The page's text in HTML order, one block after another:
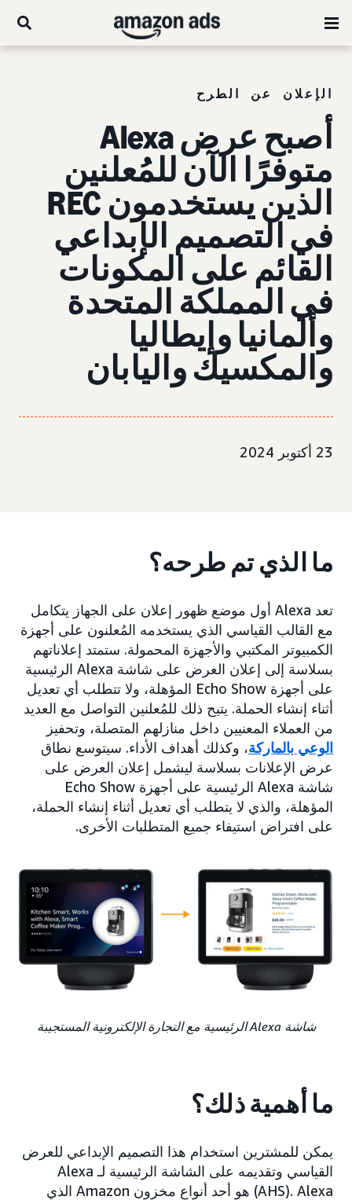
الإعلان عن الطرح
أصبح عرض Alexa
متوفرًا الآن للمُعلنين
الذين يستخدمون REC
في التصميم الإبداعي
القائم على المكونات
في المملكة المتحدة
وألمانيا وإيطاليا
والمكسيك واليابان
23 أكتوبر 2024
ما الذي تم طرحه؟
تعد Alexa أول موضع ظهور إعلان على الجهاز يتكامل
مع القالب القياسي الذي يستخدمه المُعلنون على أجهزة
الكمبيوتر المكتبي والأجهزة المحمولة. ستمتد إعلاناتهم
بسلاسة إلى إعلان العرض على شاشة Alexa الرئيسية
على أجهزة Echo Show المؤهلة، ولا تتطلب أي تعديل
أثناء إنشاء الحملة. يتيح ذلك للمُعلنين التواصل مع العديد
من العملاء المعنيين داخل منازلهم المتصلة، وتحفيز
الوعي بالماركة، وكذلك أهداف الأداء. سيتوسع نطاق
عرض الإعلانات بسلاسة ليشمل إعلان العرض على
شاشة Alexa الرئيسية على أجهزة Echo Show
المؤهلة، والذي لا يتطلب أي تعديل أثناء إنشاء الحملة،
على افتراض استيفاء جميع المتطلبات الأخرى.
شاشة Alexa الرئيسية مع التجارة الإلكترونية المستجيبة
ما أهمية ذلك؟
يمكن للمشترين استخدام هذا التصميم الإبداعي للعرض
القياسي وتقديمه على الشاشة الرئيسية لـ Alexa
(AHS). Alexa هو أحد أنواع مخزون Amazon الذي